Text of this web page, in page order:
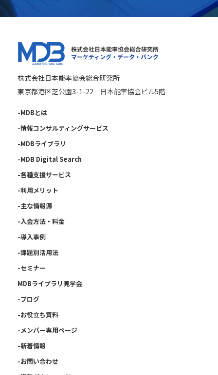
株式会社日本能率協会総合研究所
東京都港区芝公園3-1-22 日本能率協会ビル5階
-MDBとは
-情報コンサルティングサービス
-MDBライブラリ
-MDB Digital Search
-各種支援サービス
-利用メリット
-主な情報源
-入会方法・料金
-導入事例
-課題別活用法
-セミナー
MDBライブラリ見学会
-ブログ
-お役立ち資料
-メンバー専用ページ
-新着情報
-お問い合わせ